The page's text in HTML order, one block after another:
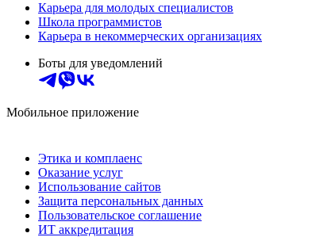
Карьера для молодых специалистов
Школа программистов
Карьера в некоммерческих организациях
Боты для уведомлений
Мобильное приложение
Этика и комплаенс
Оказание услуг
Использование сайтов
Защита персональных данных
Пользовательское соглашение
ИТ аккредитация